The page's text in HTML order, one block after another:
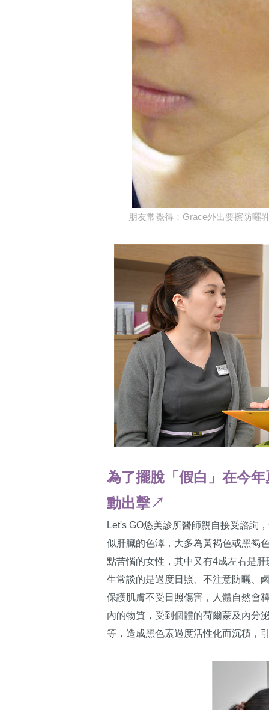
朋友常覺得：Grace外出要擦防曬
為了擺脫「假白」在今
動出擊↗
Let's GO悠美診所醫師親自接受諮詢
似肝臟的色澤，大多為黃褐色或黑褐
點苦惱的女性，其中又有4成左右是
生常談的是過度日照、不注意防曬、
保護肌膚不受日照傷害，人體自然會
內的物質，受到個體的荷爾蒙及內分
等，造成黑色素過度活性化而沉積，